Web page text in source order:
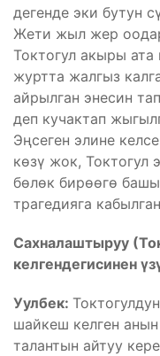
дегенде эки бутун
Жети жыл жер
Токтогул акыры
журтта жалгыз
айрылган энесин
деп кучактап
Эңсеген элине
көзү жок, Токтогул
бөлөк бирөөгө
трагедияга
Сахналаштыруу
келгендегисинен
Уулбек:
шайкеш келген
талантын айтуу